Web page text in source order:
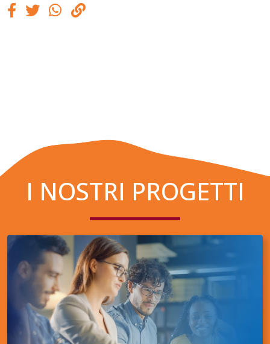
I NOSTRI PROGETTI